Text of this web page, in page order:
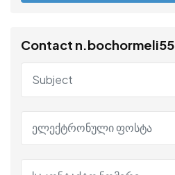
Contact n.bochormeli55